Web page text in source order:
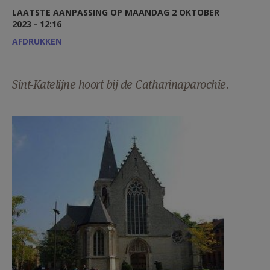
AANMELDEN OF REGISTREREN
LAATSTE AANPASSING OP MAANDAG 2 OKTOBER
2023 - 12:16
AFDRUKKEN
Sint-Katelijne hoort bij de Catharinaparochie.